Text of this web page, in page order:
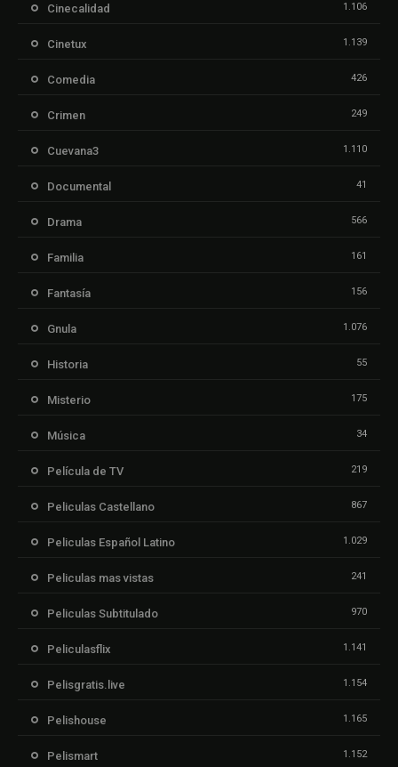
Cinecalidad 1.106
Cinetux 1.139
Comedia 426
Crimen 249
Cuevana3 1.110
Documental 41
Drama 566
Familia 161
Fantasía 156
Gnula 1.076
Historia 55
Misterio 175
Música 34
Película de TV 219
Peliculas Castellano 867
Peliculas Español Latino 1.029
Peliculas mas vistas 241
Peliculas Subtitulado 970
Peliculasflix 1.141
Pelisgratis.live 1.154
Pelishouse 1.165
Pelismart 1.152